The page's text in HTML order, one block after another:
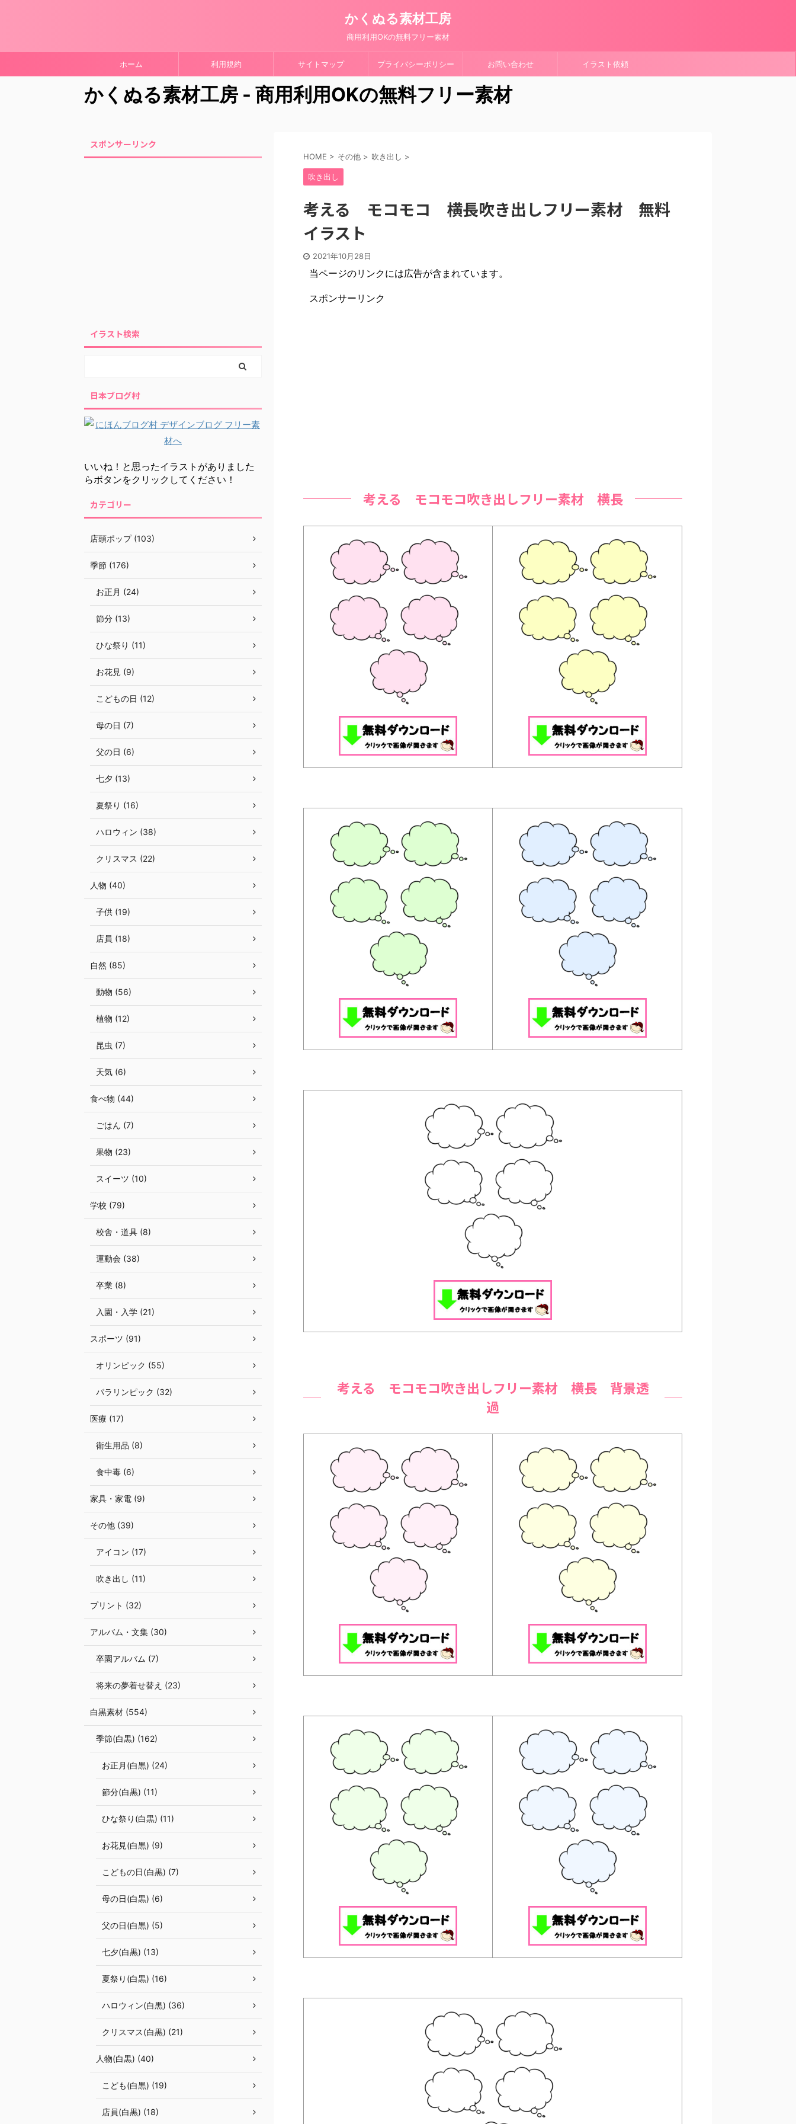
かくぬる素材工房
商用利用OKの無料フリー素材
ホーム 利用規約 サイトマップ プライバシーポリシー お問い合わせ イラスト依頼
かくぬる素材工房 - 商用利用OKの無料フリー素材
HOME > その他 > 吹き出し >
吹き出し
考える モコモコ 横長吹き出しフリー素材 無料
イラスト
2021年10月28日
当ページのリンクには広告が含まれています。
スポンサーリンク
考える モコモコ吹き出しフリー素材 横長
考える モコモコ吹き出しフリー素材 横長 背景透
過
スポンサーリンク
イラスト検索
日本ブログ村
いいね！と思ったイラストがありました
らボタンをクリックしてください！
カテゴリー
店頭ポップ (103)
季節 (176)
お正月 (24)
節分 (13)
ひな祭り (11)
お花見 (9)
こどもの日 (12)
母の日 (7)
父の日 (6)
七夕 (13)
夏祭り (16)
ハロウィン (38)
クリスマス (22)
人物 (40)
子供 (19)
店員 (18)
自然 (85)
動物 (56)
植物 (12)
昆虫 (7)
天気 (6)
食べ物 (44)
ごはん (7)
果物 (23)
スイーツ (10)
学校 (79)
校舎・道具 (8)
運動会 (38)
卒業 (8)
入園・入学 (21)
スポーツ (91)
オリンピック (55)
パラリンピック (32)
医療 (17)
衛生用品 (8)
食中毒 (6)
家具・家電 (9)
その他 (39)
アイコン (17)
吹き出し (11)
プリント (32)
アルバム・文集 (30)
卒園アルバム (7)
将来の夢着せ替え (23)
白黒素材 (554)
季節(白黒) (162)
お正月(白黒) (24)
節分(白黒) (11)
ひな祭り(白黒) (11)
お花見(白黒) (9)
こどもの日(白黒) (7)
母の日(白黒) (6)
父の日(白黒) (5)
七夕(白黒) (13)
夏祭り(白黒) (16)
ハロウィン(白黒) (36)
クリスマス(白黒) (21)
人物(白黒) (40)
こども(白黒) (19)
店員(白黒) (18)